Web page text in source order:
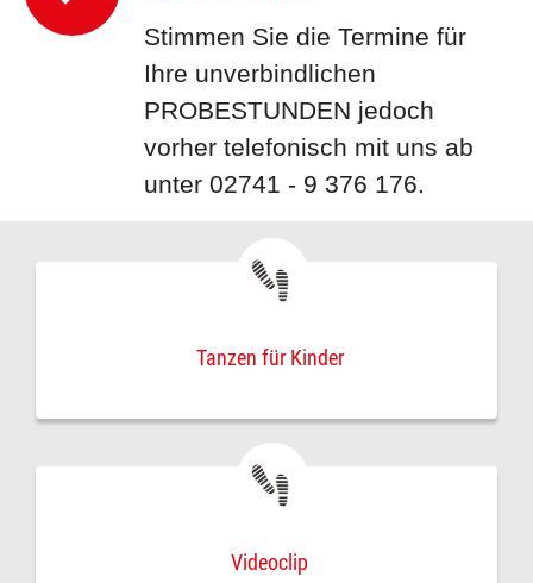
Stimmen Sie die Termine für
Ihre unverbindlichen
PROBESTUNDEN jedoch
vorher telefonisch mit uns ab
unter 02741 - 9 376 176.
Tanzen für Kinder
Videoclip